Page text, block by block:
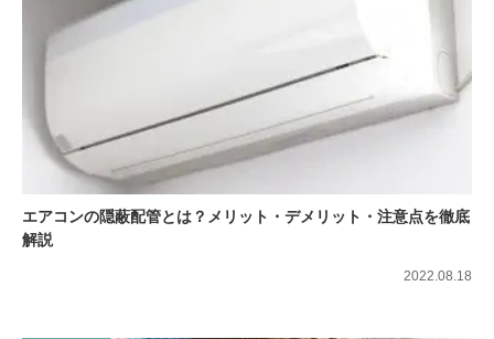
エアコンの隠蔽配管とは？メリット・デメリット・注意点を徹底
解説
2022.08.18